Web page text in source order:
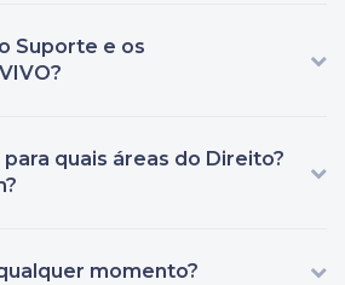
Suporte e os
quais áreas do Direito?
momento?